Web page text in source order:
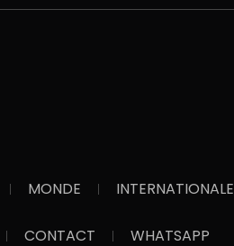
MONDE INTERNATIONALE
CONTACT WHATSAPP